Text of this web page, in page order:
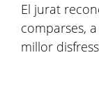
El jurat
comparses,
millor